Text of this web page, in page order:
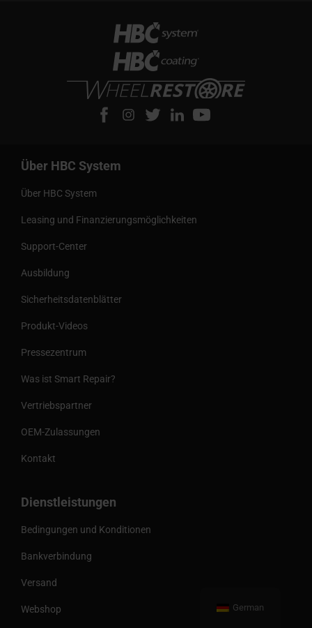
Über HBC System
Über HBC System
Leasing und Finanzierungsmöglichkeiten
Support-Center
Ausbildung
Sicherheitsdatenblätter
Produkt-Videos
Pressezentrum
Was ist Smart Repair?
Vertriebspartner
OEM-Zulassungen
Kontakt
Dienstleistungen
Bedingungen und Konditionen
Bankverbindung
Versand
Webshop German